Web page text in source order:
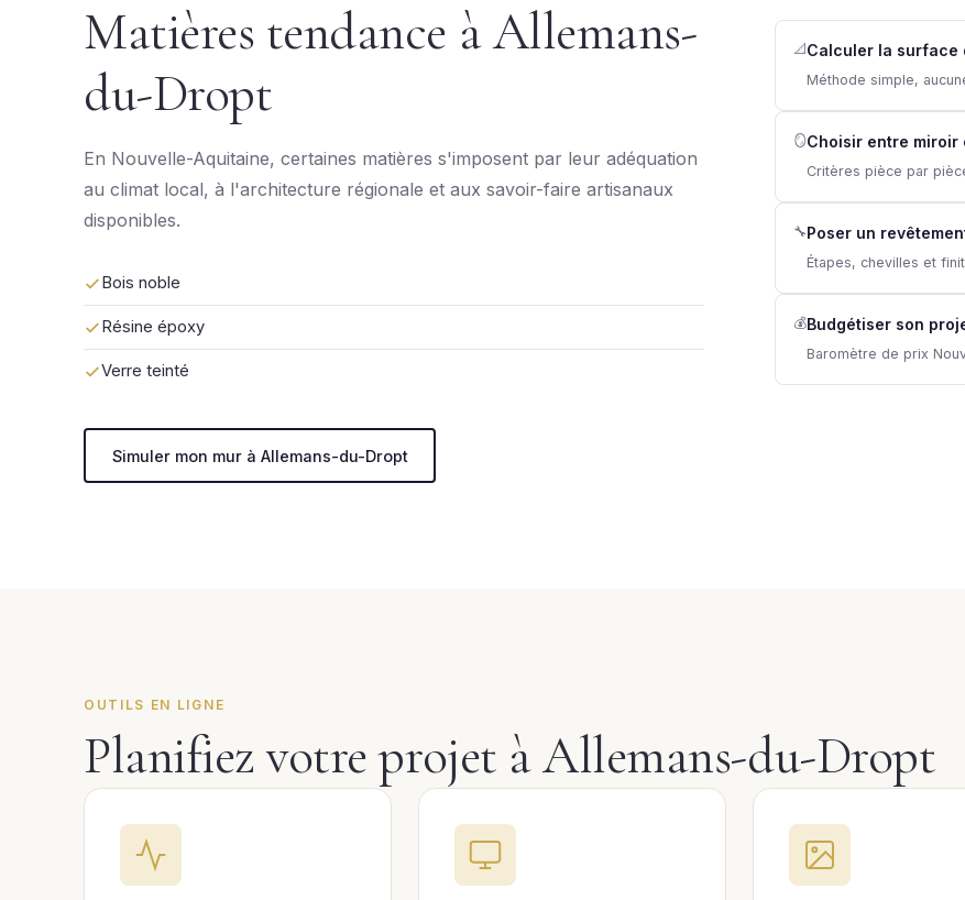
Matières tendance à Allemans-
du-Dropt
En Nouvelle-Aquitaine, certaines matières s'imposent par leur adéquation
au climat local, à l'architecture régionale et aux savoir-faire artisanaux
disponibles.
Bois noble
Résine époxy
Verre teinté
Simuler mon mur à Allemans-du-Dropt
📐 Calculer la surface
Méthode simple,
🪞Choisir entre miroir
Critères pièce par
🔧Poser un
Étapes, chevilles et
💰Budgétiser son
Baromètre de prix
OUTILS EN LIGNE
Planifiez votre projet à Allemans-du-Dropt